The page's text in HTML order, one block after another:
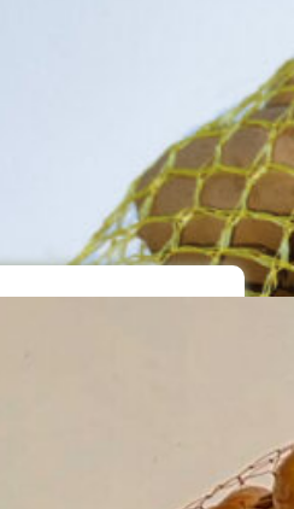
sárga héjszínű és sötét sárga húsú